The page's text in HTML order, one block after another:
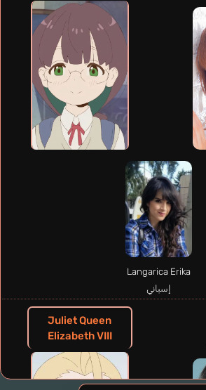
Langarica Erika
إسباني
Juliet Queen
Elizabeth VIII